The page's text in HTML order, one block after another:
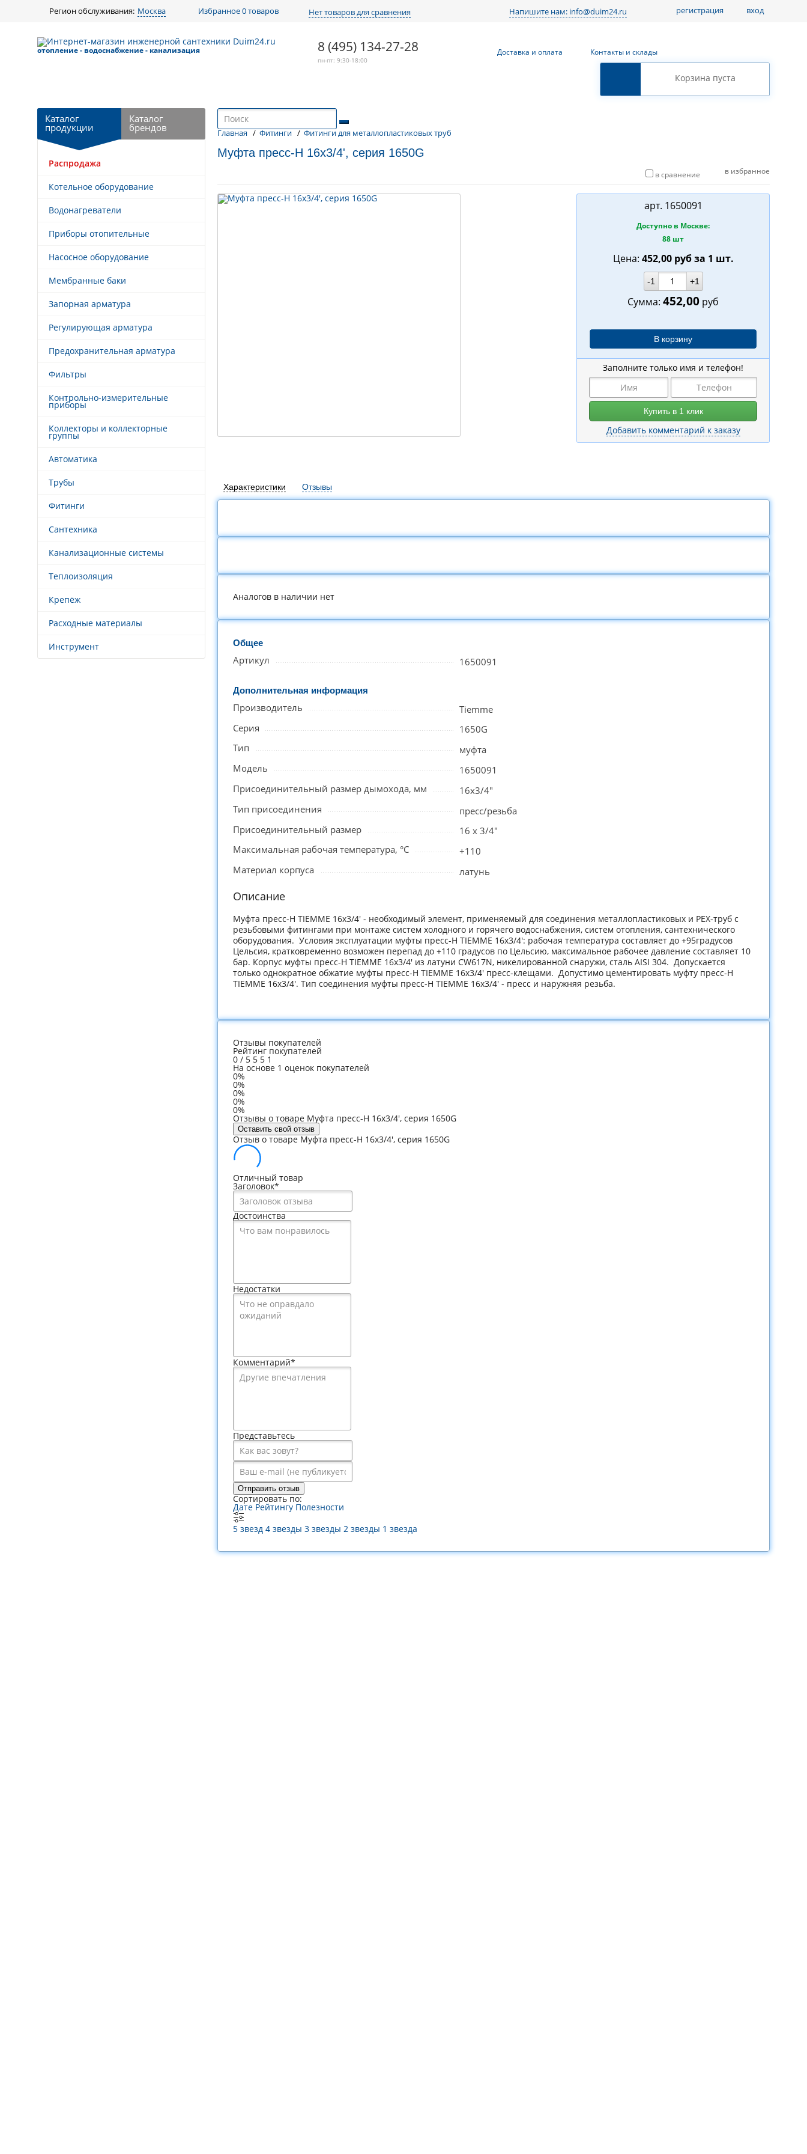
Регион обслуживания: Москва Избранное0 товаров Нет товаров для сравнения Напишите нам: info@duim24.ru вход
регистрация
отопление - водоснабжение - канализация 8 (495) 134-27-28
пн-пт: 9:30-18:00
Доставка и оплата Контакты и склады
Корзина пуста
Главная / Фитинги / Фитинги для металлопластиковых труб
Муфта пресс-Н 16х3/4', серия 1650G
в избранное
в сравнение
арт. 1650091
Доступно в Москве:
88 шт
Цена: 452,00 рубза 1 шт.
-1 +1
Сумма: 452,00 руб
Заполните только имя и телефон!
Добавить комментарий к заказу
Характеристики Отзывы
Аналогов в наличии нет
Общее
Артикул 1650091
Дополнительная информация
Производитель
Tiemme
Серия
1650G
Тип
муфта
Модель
1650091
Присоединительный размер дымохода, мм
16x3/4"
Тип присоединения
пресс/резьба
Присоединительный размер
16 х 3/4"
Максимальная рабочая температура, °C
+110
Материал корпуса
латунь
Описание
Муфта пресс-Н TIEMME 16x3/4' - необходимый элемент, применяемый для соединения металлопластиковых и РЕХ-труб с
резьбовыми фитингами при монтаже систем холодного и горячего водоснабжения, систем отопления, сантехнического
оборудования. Условия эксплуатации муфты пресс-Н TIEMME 16x3/4': рабочая температура составляет до +95градусов
Цельсия, кратковременно возможен перепад до +110 градусов по Цельсию, максимальное рабочее давление составляет 10
бар. Корпус муфты пресс-Н TIEMME 16x3/4' из латуни CW617N, никелированной снаружи, сталь AISI 304. Допускается
только однократное обжатие муфты пресс-Н TIEMME 16x3/4' пресс-клещами. Допустимо цементировать муфту пресс-Н
TIEMME 16x3/4'. Тип соединения муфты пресс-Н TIEMME 16x3/4' - пресс и наружняя резьба.
Отзывы покупателей
Рейтинг покупателей
0 / 5 5 5 1
На основе 1 оценок покупателей
0%
0%
0%
0%
0%
Отзывы о товаре Муфта пресс-Н 16х3/4', серия 1650G
Оставить свой отзыв
Отзыв о товаре Муфта пресс-Н 16х3/4', серия 1650G
Отличный товар
Заголовок*
Достоинства
Недостатки
Комментарий*
Представьтесь
Отправить отзыв
Сортировать по:
Дате Рейтингу Полезности
5 звезд 4 звезды 3 звезды 2 звезды 1 звезда
Каталог
продукции
Каталог
брендов
Распродажа
Котельное оборудование
Водонагреватели
Приборы отопительные
Насосное оборудование
Мембранные баки
Запорная арматура
Регулирующая арматура
Предохранительная арматура
Фильтры
Контрольно-измерительные
приборы
Коллекторы и коллекторные
группы
Автоматика
Трубы
Фитинги
Сантехника
Канализационные системы
Теплоизоляция
Крепёж
Расходные материалы
Инструмент
Назад к выбору